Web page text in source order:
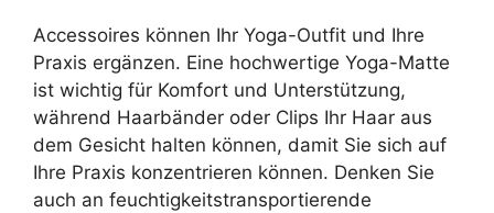
Accessoires können Ihr Yoga-Outfit und Ihre
Praxis ergänzen. Eine hochwertige Yoga-Matte
ist wichtig für Komfort und Unterstützung,
während Haarbänder oder Clips Ihr Haar aus
dem Gesicht halten können, damit Sie sich auf
Ihre Praxis konzentrieren können. Denken Sie
auch an feuchtigkeitstransportierende